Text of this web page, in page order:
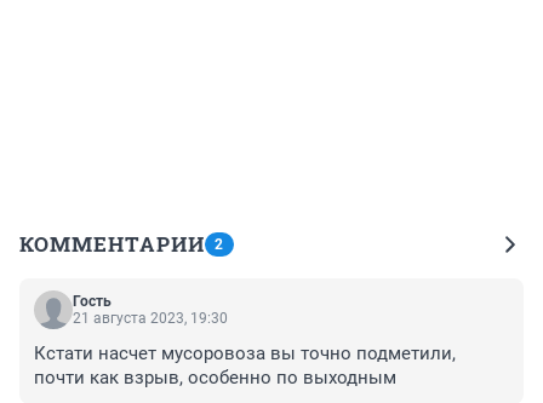
КОММЕНТАРИИ 2
Гость
21 августа 2023, 19:30
Кстати насчет мусоровоза вы точно подметили,
почти как взрыв, особенно по выходным